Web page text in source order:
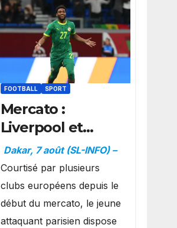
FOOTBALL SPORT
Mercato :
Liverpool et
Dortmund se
positionnent en
favoris pour
recruter Ibrahim
Mbaye
Dakar, 7 août (SL-INFO) –
Courtisé par plusieurs
clubs européens depuis le
début du mercato, le jeune
attaquant parisien dispose